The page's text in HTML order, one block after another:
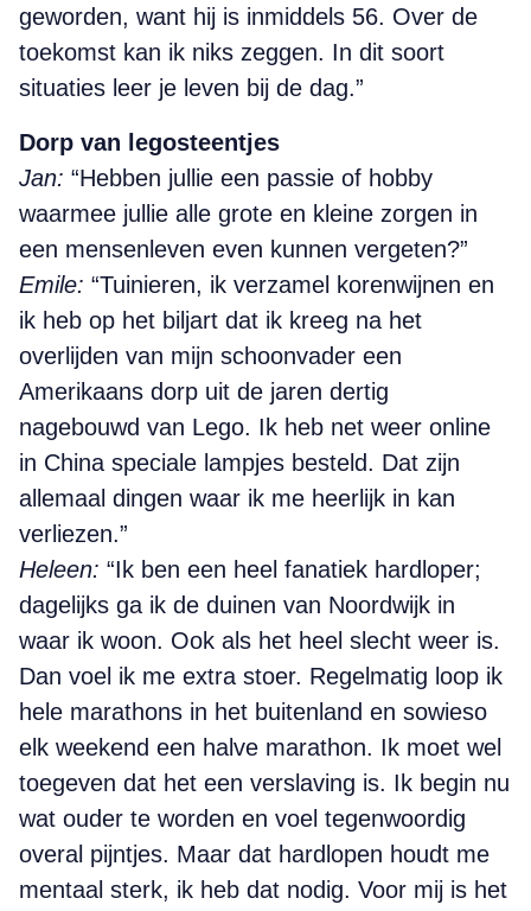
geworden, want hij is inmiddels 56. Over de
toekomst kan ik niks zeggen. In dit soort
situaties leer je leven bij de dag.”
Dorp van legosteentjes
Jan: “Hebben jullie een passie of hobby
waarmee jullie alle grote en kleine zorgen in
een mensenleven even kunnen vergeten?”
Emile: “Tuinieren, ik verzamel korenwijnen en
ik heb op het biljart dat ik kreeg na het
overlijden van mijn schoonvader een
Amerikaans dorp uit de jaren dertig
nagebouwd van Lego. Ik heb net weer online
in China speciale lampjes besteld. Dat zijn
allemaal dingen waar ik me heerlijk in kan
verliezen.”
Heleen: “Ik ben een heel fanatiek hardloper;
dagelijks ga ik de duinen van Noordwijk in
waar ik woon. Ook als het heel slecht weer is.
Dan voel ik me extra stoer. Regelmatig loop ik
hele marathons in het buitenland en sowieso
elk weekend een halve marathon. Ik moet wel
toegeven dat het een verslaving is. Ik begin nu
wat ouder te worden en voel tegenwoordig
overal pijntjes. Maar dat hardlopen houdt me
mentaal sterk, ik heb dat nodig. Voor mij is het